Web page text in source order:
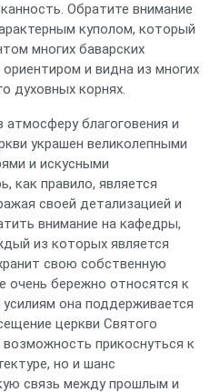
Обратите внимание
куполом, который
многих баварских
и видна из многих
духовных корнях.
атмосферу благоговения и
украшен великолепными
и искусными
как правило, является
своей детализацией и
внимание на кафедры,
из которых является
свою собственную
очень бережно относятся к
она поддерживается
церкви Святого
прикоснуться к
но и шанс
связь между прошлым и